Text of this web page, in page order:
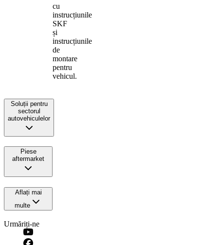
cu
instrucțiunile
SKF
și
instrucțiunile
de
montare
pentru
vehicul.
Soluții pentru
sectorul
autovehiculelor
Piese
aftermarket
Aflați mai
multe
Urmăriți-ne